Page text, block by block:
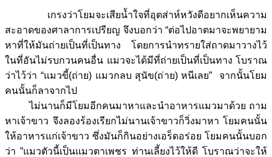
เกรงว่าโยมจะเสียน้ำใจที่อุตส่าห์หวังดีอยากเห็นความ
สะอาดของศาลาการเปรียญ จึงบอกว่า “ต่อไปอาตมาจะพยายาม
หาที่ให้มันถ่ายเป็นที่เป็นทาง โดยการนำทรายใส่ถาดมาวางไว้
ในที่อันไม่รบกวนคนอื่น แมวจะได้มีที่ถ่ายเป็นที่เป็นทาง โบราณ
ว่าไว้ว่า “แมวขี้(ถ่าย) แมวกลบ สุนัข(ถ่าย) หนีเลย” จากนั้นโยม
คนนั้นก็ลาจากไป
ไม่นานก็มีโยมอีกคนมาหาและนำอาหารแมวมาด้วย ถาม
หาเจ้าขาว จึงลองร้องเรียกไม่นานเจ้าขาวก็วิ่งมาหา โยมคนนั้น
ให้อาหารแก่เจ้าขาว ซึ่งมันก็กินอย่างเอร็ดอร่อย โยมคนนั้นบอก
ว่า ”แมวตัวนี้เป็นแมวตาเพชร ท่านเลี้ยงไว้ให้ดี โบราณว่าจะให้